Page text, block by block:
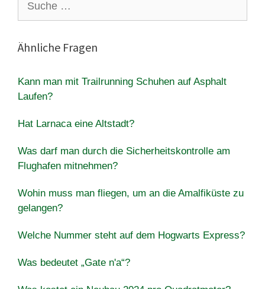
nach:
Ähnliche Fragen
Kann man mit Trailrunning Schuhen auf Asphalt
Laufen?
Hat Larnaca eine Altstadt?
Was darf man durch die Sicherheitskontrolle am
Flughafen mitnehmen?
Wohin muss man fliegen, um an die Amalfiküste zu
gelangen?
Welche Nummer steht auf dem Hogwarts Express?
Was bedeutet „Gate n'a“?